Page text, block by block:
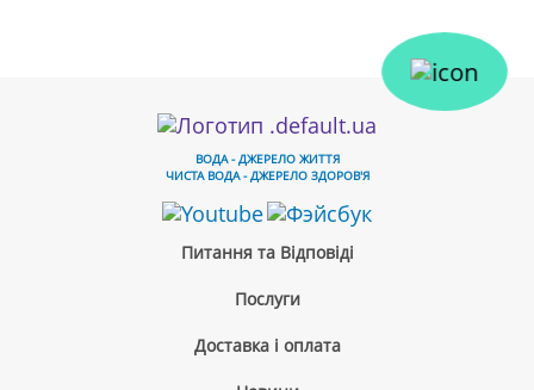
Кран гарячої води кулера AURO KM90
120 грн
ВОДА - ДЖЕРЕЛО ЖИТТЯ
ЧИСТА ВОДА - ДЖЕРЕЛО ЗДОРОВ'Я
Питання та Відповіді
Послуги
Доставка і оплата